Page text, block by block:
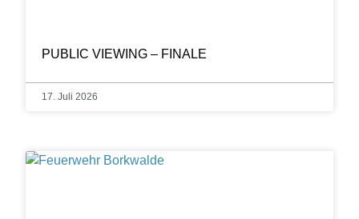
PUBLIC VIEWING – FINALE
17. Juli 2026